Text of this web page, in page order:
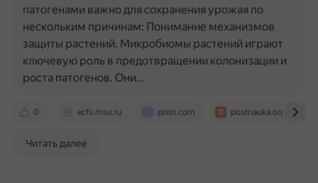
0 ecfs.msu.ru prezi.com postnauka.org
патогенами важно для сохранения урожая по
нескольким причинам: Понимание механизмов
защиты растений. Микробиомы растений играют
ключевую роль в предотвращении колонизации и
роста патогенов. Они…
Читать далее